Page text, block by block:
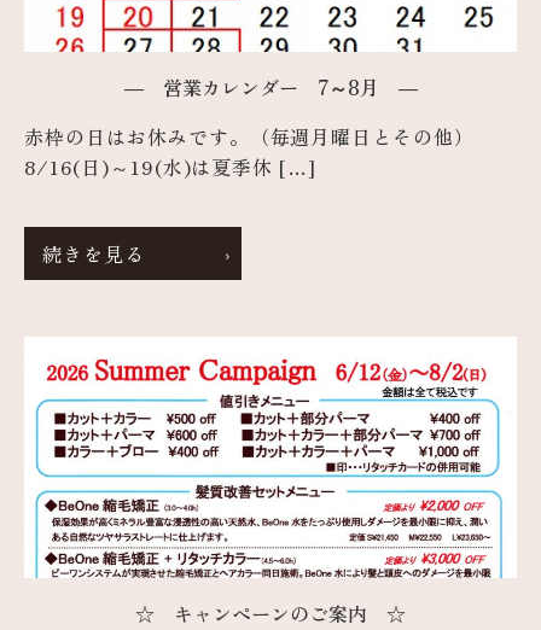
― 営業カレンダー 7～8月 ―
赤枠の日はお休みです。（毎週月曜日とその他）
8/16(日)～19(水)は夏季休 […]
続きを見る
☆ キャンペーンのご案内 ☆